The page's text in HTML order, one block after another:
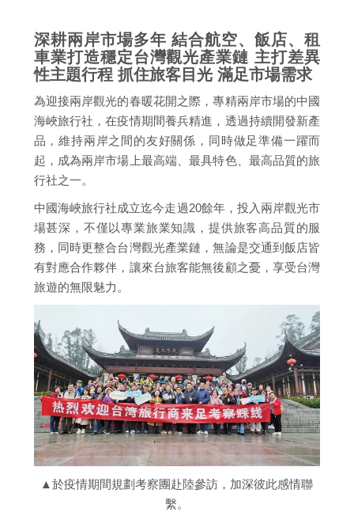
深耕兩岸市場多年 結合航空、飯店、租
車業打造穩定台灣觀光產業鏈 主打差異
性主題行程 抓住旅客目光 滿足市場需求
為迎接兩岸觀光的春暖花開之際，專精兩岸市場的中國
海峽旅行社，在疫情期間養兵精進，透過持續開發新產
品，維持兩岸之間的友好關係，同時做足準備一躍而
起，成為兩岸市場上最高端、最具特色、最高品質的旅
行社之一。
中國海峽旅行社成立迄今走過20餘年，投入兩岸觀光市
場甚深，不僅以專業旅業知識，提供旅客高品質的服
務，同時更整合台灣觀光產業鏈，無論是交通到飯店皆
有對應合作夥伴，讓來台旅客能無後顧之憂，享受台灣
旅遊的無限魅力。
▲於疫情期間規劃考察團赴陸參訪，加深彼此感情聯
繫。